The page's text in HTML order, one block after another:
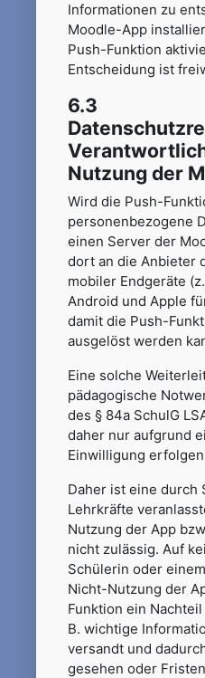
Informationen zu
Moodle-App
Push-Funktion
Entscheidung ist
6.3
Nutzung der
Wird die Push-
personenbezogene
einen Server der
dort an die Anbieter
mobiler Endgeräte
Android und Apple
damit die Push-
ausgelöst werden
Eine solche
pädagogische
des § 84a SchulG
daher nur aufgrund
Einwilligung
Daher ist eine durch
Lehrkräfte
Nutzung der App
nicht zulässig. Auf
Schülerin oder
Nicht-Nutzung der
Funktion ein
B. wichtige
versandt und
gesehen oder